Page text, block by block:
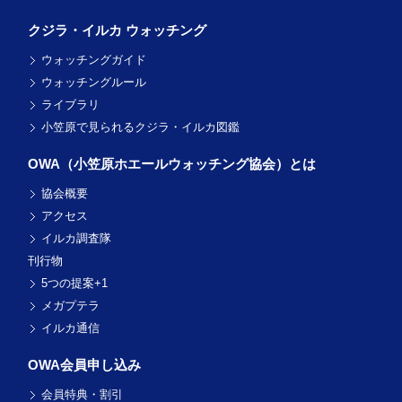
クジラ・イルカ ウォッチング
ウォッチングガイド
ウォッチングルール
ライブラリ
小笠原で見られるクジラ・イルカ図鑑
OWA（小笠原ホエールウォッチング協会）とは
協会概要
アクセス
イルカ調査隊
刊行物
5つの提案+1
メガプテラ
イルカ通信
OWA会員申し込み
会員特典・割引